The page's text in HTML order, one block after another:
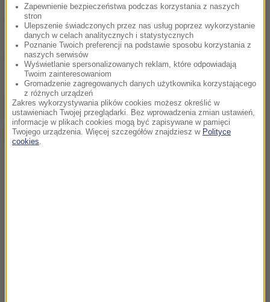
Źródło: RMF FM
chcesz widzieć więcej artykułów od RMF24?
dodaj w
Google
Zapewnienie bezpieczeństwa podczas korzystania z naszych
stron
Ulepszenie świadczonych przez nas usług poprzez wykorzystanie
danych w celach analitycznych i statystycznych
Poznanie Twoich preferencji na podstawie sposobu korzystania z
naszych serwisów
Wyświetlanie spersonalizowanych reklam, które odpowiadają
Twoim zainteresowaniom
Gromadzenie zagregowanych danych użytkownika korzystającego
z różnych urządzeń
Zakres wykorzystywania plików cookies możesz określić w
ustawieniach Twojej przeglądarki. Bez wprowadzenia zmian ustawień,
informacje w plikach cookies mogą być zapisywane w pamięci
Twojego urządzenia. Więcej szczegółów znajdziesz w Polityce
cookies